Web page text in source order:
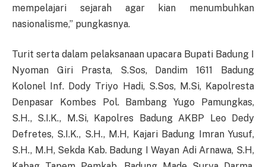
mempelajari sejarah agar kian menumbuhkan
nasionalisme,” pungkasnya.
Turit serta dalam pelaksanaan upacara Bupati Badung I
Nyoman Giri Prasta, S.Sos, Dandim 1611 Badung
Kolonel Inf. Dody Triyo Hadi, S.Sos, M.Si, Kapolresta
Denpasar Kombes Pol. Bambang Yugo Pamungkas,
S.H., S.I.K., M.Si, Kapolres Badung AKBP Leo Dedy
Defretes, S.I.K., S.H., M.H, Kajari Badung Imran Yusuf,
S.H., M.H, Sekda Kab. Badung I Wayan Adi Arnawa, S.H,